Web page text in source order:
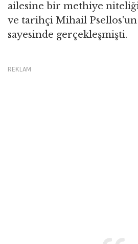
ailesine bir methiye
ve tarihçi Mihail
sayesinde gerçekleşmişti.
REKLAM